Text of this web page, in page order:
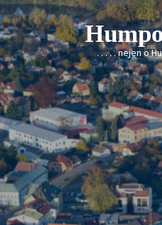
Skip
to
content
. . . . . nejen o